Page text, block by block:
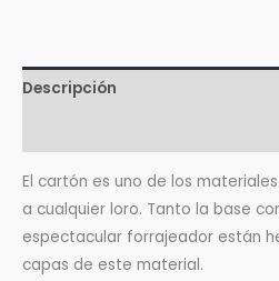
Descripción
El cartón es uno de los
a cualquier loro. Tanto la base
espectacular forrajeador están
capas de este material.